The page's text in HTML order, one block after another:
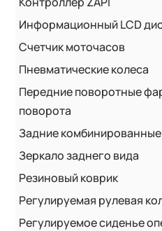
Информационный LCD
Счетчик моточасов
Пневматические колеса
Передние поворотные
поворота
Задние
Зеркало заднего вида
Резиновый коврик
Регулируемая рулевая
Регулируемое сиденье